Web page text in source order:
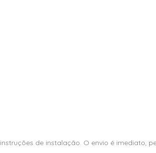
de instalação. O envio é imediato,